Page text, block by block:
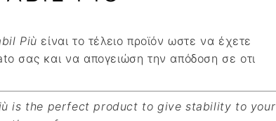
Più είναι το τέλειο προϊόν ωστε να έχετε
σας και να απογειώση την απόδοση σε οτι
is the perfect product to give stability to your